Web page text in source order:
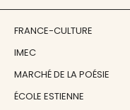
FRANCE-CULTURE
IMEC
MARCHÉ DE LA POÉSIE
ÉCOLE ESTIENNE